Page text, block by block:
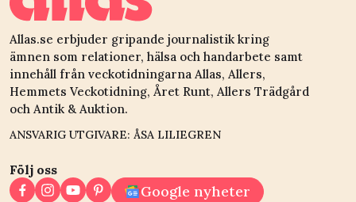
Allas.se erbjuder gripande journalistik kring
ämnen som relationer, hälsa och handarbete samt
innehåll från veckotidningarna Allas, Allers,
Hemmets Veckotidning, Året Runt, Allers Trädgård
och Antik & Auktion.
ANSVARIG UTGIVARE: ÅSA LILIEGREN
Följ oss
Google nyheter